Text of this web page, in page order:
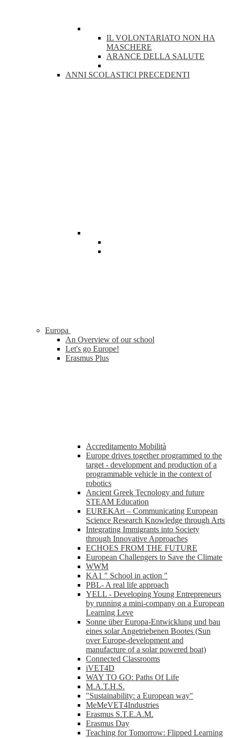
IL VOLONTARIATO NON HA
MASCHERE
ARANCE DELLA SALUTE
ANNI SCOLASTICI PRECEDENTI
Europa
An Overview of our school
Let's go Europe!
Erasmus Plus
Accreditamento Mobilità
Europe drives together programmed to the
target - development and production of a
programmable vehicle in the context of
robotics
Ancient Greek Tecnology and future
STEAM Education
EUREKArt – Communicating European
Science Research Knowledge through Arts
Integrating Immigrants into Society
through Innovative Approaches
ECHOES FROM THE FUTURE
European Challengers to Save the Climate
WWM
KA1 " School in action "
PBL- A real life approach
YELL - Developing Young Entrepreneurs
by running a mini-company on a European
Learning Leve
Sonne über Europa-Entwicklung und bau
eines solar Angetriebenen Bootes (Sun
over Europe-development and
manufacture of a solar powered boat)
Connected Classrooms
iVET4D
WAY TO GO: Paths Of Life
M.A.T.H.S.
"Sustainability: a European way"
MeMeVET4Industries
Erasmus S.T.E.A.M.
Erasmus Day
Teaching for Tomorrow: Flipped Learning